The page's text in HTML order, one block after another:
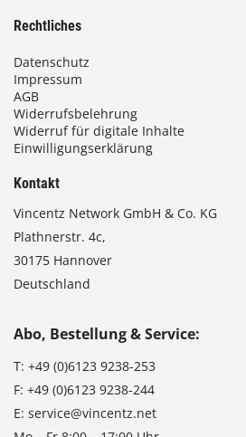
Rechtliches
Datenschutz
Impressum
AGB
Widerrufsbelehrung
Widerruf für digitale Inhalte
Einwilligungserklärung
Kontakt
Vincentz Network GmbH & Co. KG
Plathnerstr. 4c,
30175 Hannover
Deutschland
Abo, Bestellung & Service:
T: +49 (0)6123 9238-253
F: +49 (0)6123 9238-244
E: service@vincentz.net